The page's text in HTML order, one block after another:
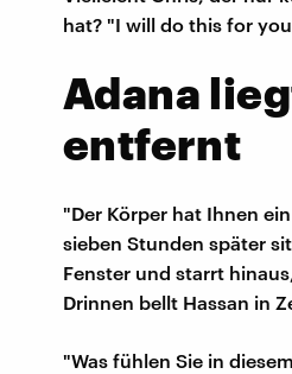
hat? "I will do this for
Adana
entfernt
"Der Körper hat Ihnen
sieben Stunden später
Fenster und starrt
Drinnen bellt Hassan in
"Was fühlen Sie in